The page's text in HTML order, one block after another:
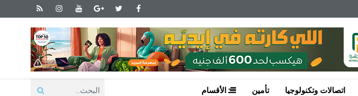
اتصالات وتكنولوجيا تأمين الأقسام